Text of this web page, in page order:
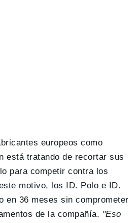
europeos como
está tratando de recortar sus
para competir contra los
motivo, los ID. Polo e ID.
en 36 meses sin comprometer
de la compañía. "Eso